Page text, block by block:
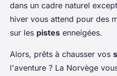
dans un cadre naturel
hiver vous attend pour des
sur les pistes enneigées.
Alors, prêts à chausser vos
l'aventure ? La Norvège